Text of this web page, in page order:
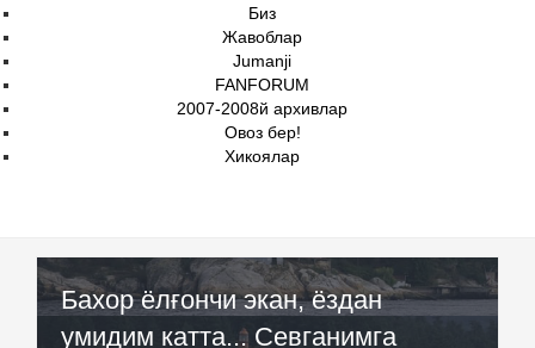
Биз
Жавоблар
Jumanji
FANFORUM
2007-2008й архивлар
Овоз бер!
Хикоялар
Бахор ёлғончи экан, ёздан
умидим катта... Севганимга